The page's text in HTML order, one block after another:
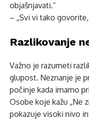
objašnjavati.“
– „Svi vi tako
Razlikovanje
Važno je razumeti
glupost. Neznanje je
počinje kada imamo
Osobe koje kažu „Ne
pokazuje visoki nivo